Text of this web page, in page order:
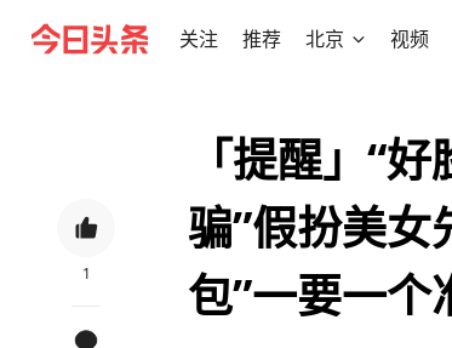
关注 推荐 北京 视频
1
「提醒」“
骗”假扮美女
包”一要一